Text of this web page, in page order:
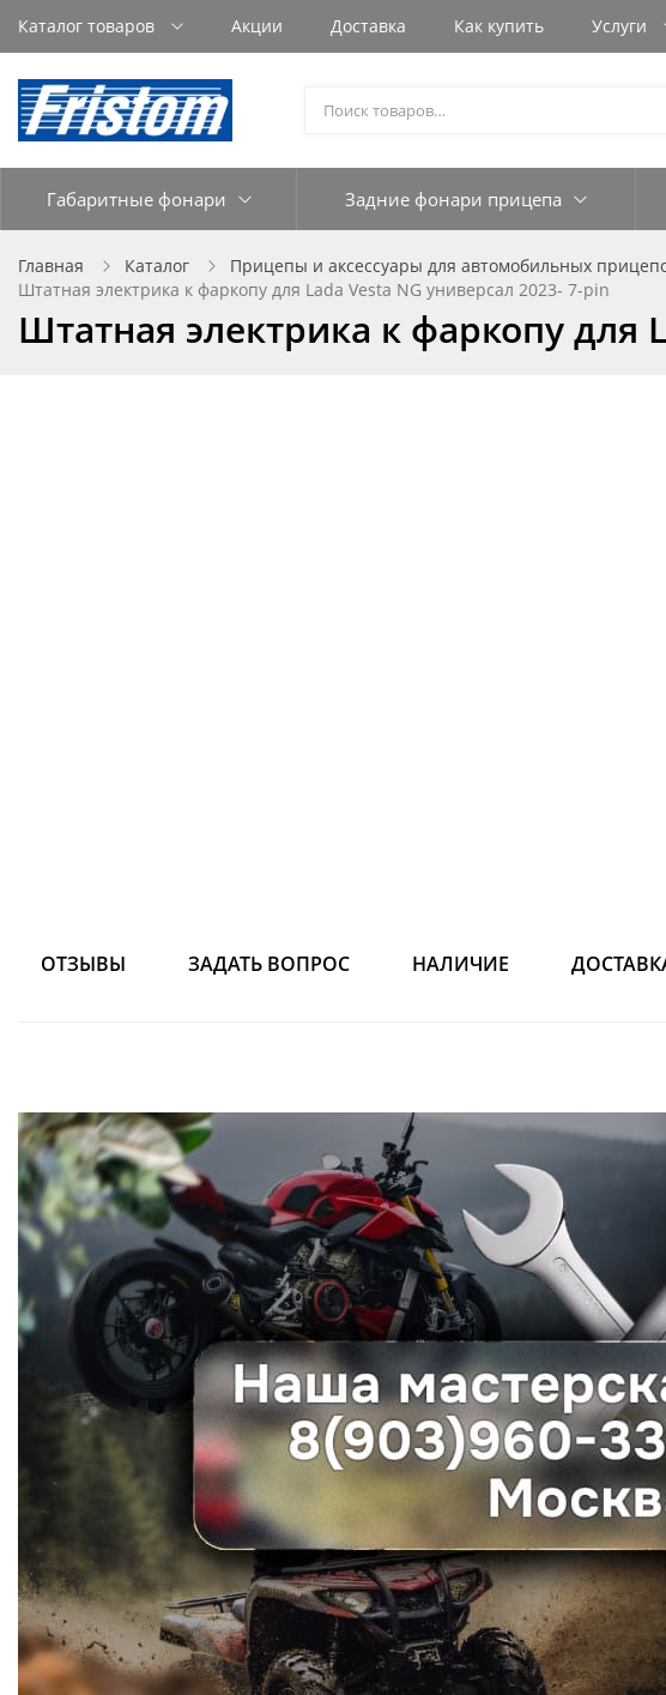
Каталог товаров Акции Доставка Как купить Услуги
Габаритные фонари Задние фонари прицепа
Главная Каталог Прицепы и аксессуары для автомобильных
Штатная электрика к фаркопу для Lada Vesta NG универсал 2023- 7-pin
Штатная электрика к фаркопу для
ОТЗЫВЫ ЗАДАТЬ ВОПРОС НАЛИЧИЕ